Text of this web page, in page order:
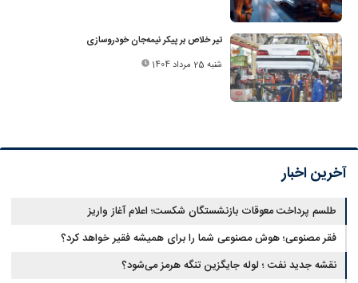
تیر خلاص بر پیکر نیمه‌جان خودروسازی
شنبه 25 مرداد 1404
آخرین اخبار
طلسم پرداخت معوقات بازنشستگان شکست؛ اعلام آغاز واریز
فقر مصنوعی؛ هوش مصنوعی شما را برای همیشه فقیر خواهد کرد؟
نقشه جدید نفت ؛ لوله جایگزین تنگه هرمز می‌شود؟